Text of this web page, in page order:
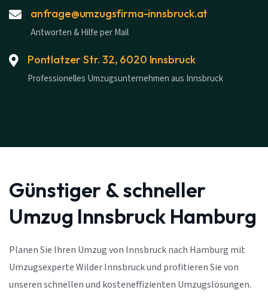
anfrage@umzugsfirma-innsbruck.at
Antworten & Hilfe per Mail
Pontlatzer Str. 32, 6020 Innsbruck
Professionelles Umzugsunternehmen aus Innsbruck
Günstiger & schneller
Umzug Innsbruck Hamburg
Planen Sie Ihren Umzug von Innsbruck nach Hamburg mit
Umzugsexperte Wilder Innsbruck und profitieren Sie von
unseren schnellen und kosteneffizienten Umzugslösungen.